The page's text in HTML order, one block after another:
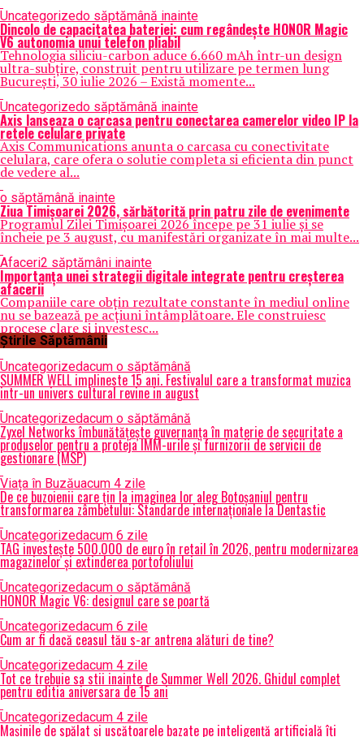
Uncategorizedo săptămână inainte
Dincolo de capacitatea bateriei: cum regândește HONOR Magic
V6 autonomia unui telefon pliabil
Tehnologia siliciu-carbon aduce 6.660 mAh într-un design
ultra-subțire, construit pentru utilizare pe termen lung
București, 30 iulie 2026 – Există momente...
Uncategorizedo săptămână inainte
Axis lanseaza o carcasa pentru conectarea camerelor video IP la
retele celulare private
Axis Communications anunta o carcasa cu conectivitate
celulara, care ofera o solutie completa si eficienta din punct
de vedere al...
o săptămână inainte
Ziua Timișoarei 2026, sărbătorită prin patru zile de evenimente
Programul Zilei Timișoarei 2026 începe pe 31 iulie și se
încheie pe 3 august, cu manifestări organizate în mai multe...
Afaceri2 săptămâni inainte
Importanța unei strategii digitale integrate pentru creșterea
afacerii
Companiile care obțin rezultate constante în mediul online
nu se bazează pe acțiuni întâmplătoare. Ele construiesc
procese clare și investesc...
Știrile Săptămânii
Uncategorizedacum o săptămână
SUMMER WELL implineste 15 ani. Festivalul care a transformat muzica
intr-un univers cultural revine in august
Uncategorizedacum o săptămână
Zyxel Networks îmbunătățește guvernanța în materie de securitate a
produselor pentru a proteja IMM-urile și furnizorii de servicii de
gestionare (MSP)
Viața în Buzăuacum 4 zile
De ce buzoienii care țin la imaginea lor aleg Botoșaniul pentru
transformarea zâmbetului: Standarde internaționale la Dentastic
Uncategorizedacum 6 zile
TAG investește 500.000 de euro în retail în 2026, pentru modernizarea
magazinelor și extinderea portofoliului
Uncategorizedacum o săptămână
HONOR Magic V6: designul care se poartă
Uncategorizedacum 6 zile
Cum ar fi dacă ceasul tău s-ar antrena alături de tine?
Uncategorizedacum 4 zile
Tot ce trebuie sa stii inainte de Summer Well 2026. Ghidul complet
pentru editia aniversara de 15 ani
Uncategorizedacum 4 zile
Mașinile de spălat și uscătoarele bazate pe inteligență artificială îți